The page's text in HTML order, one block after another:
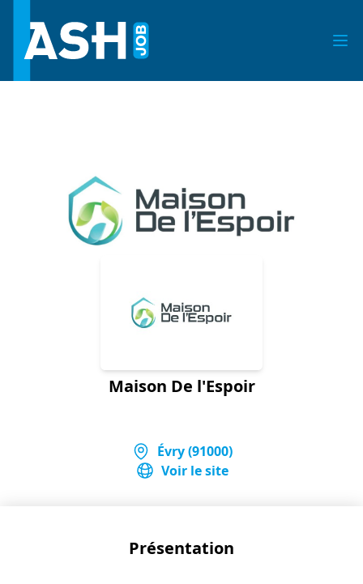
Maison De l'Espoir
Évry (91000)
Voir le site
Présentation